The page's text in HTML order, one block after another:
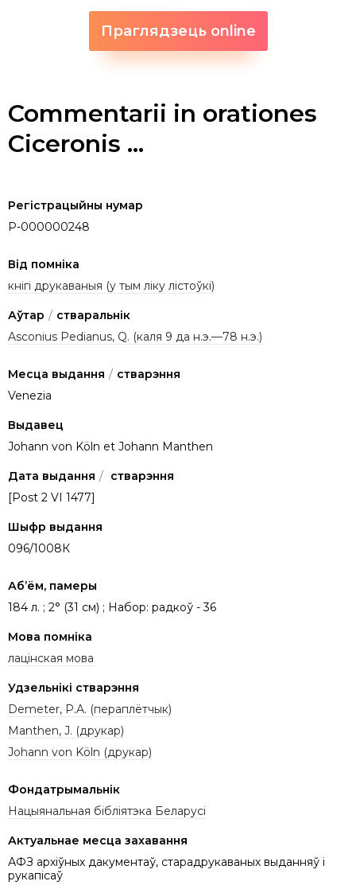
Праглядзець online
Commentarii in orationes
Ciceronis ...
Регістрацыйны нумар
P-000000248
Від помніка
кнігі друкаваныя (у тым ліку лістоўкі)
Аўтар / стваральнік
Asconius Pedianus, Q. (каля 9 да н.э.—78 н.э.)
Месца выдання / стварэння
Venezia
Выдавец
Johann von Köln et Johann Manthen
Дата выдання / стварэння
[Post 2 VI 1477]
Шыфр выдання
096/1008К
Аб’ём, памеры
184 л. ; 2° (31 см) ; Набор: радкоў - 36
Мова помніка
лацінская мова
Удзельнікі стварэння
Demeter, P.A. (пераплётчык)
Manthen, J. (друкар)
Johann von Köln (друкар)
Фондатрымальнік
Нацыянальная бібліятэка Беларусі
Актуальнае месца захавання
АФЗ архіўных дакументаў, старадрукаваных выданняў і
рукапісаў